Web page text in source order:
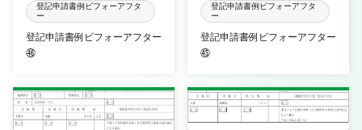
登記申請書例ビフォーアフタ
ー
登記申請書例ビフォーアフター
㊻
登記申請書例ビフォーアフタ
ー
登記申請書例ビフォーアフター
㊺